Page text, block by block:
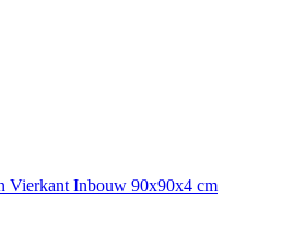
Vierkant Inbouw 90x90x4 cm